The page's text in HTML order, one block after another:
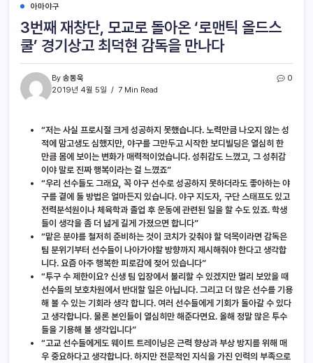
아마야구
3번째 재창단, 모교로 돌아온 ‘로맨틱 올드스
쿨’ 경기상고 최덕현 감독을 만나다
By 송동욱
2019년 4월 5일
7 Min Read
0
“저는 사실 프로시절 크게 성공하지 못했습니다. 노력만큼 나오지 않는 성
적에 맘고생도 심했지만, 야구를 그만두고 시작한 보디빌딩은 열심히 한
만큼 몸에 보이는 변화가 매력적이었습니다. 성취감도 느꼈고, 그 성취감
이야 말로 진짜 행복이라는 걸 느꼈죠”
“우리 선수들도 그래요, 꼭 야구 선수로 성공하지 못하더라도 좋아하는 야
구를 곁에 둘 방법은 얼마든지 있습니다. 야구 지도자, 구단 스태프도 있고
전력분석원이나 체육학과 졸업 후 운동에 관련된 일을 할 수도 있죠. 학생
들이 생각을 좀 더 넓게 길게 가졌으면 합니다”
“맡은 분야를 철저히 준비하는 것이 코치가 갖춰야 할 덕목이라면 감독은
팀 분위기부터 선수들이 나아가야할 방향까지 제시해줘야 한다고 생각합
니다. 요즘 아주 행복한 피로감에 젖어 있습니다”
“투구 수 제한이요? 신생 팀 입장에서 불리할 수 있겠지만 멀리 보았을 때
선수들의 보호차원에서 반대할 일은 아닙니다. 그리고 더 많은 선수를 기용
해 볼 수 있는 기회라 생각 합니다. 여러 선수들에게 기회가 돌아갈 수 있다
고 생각합니다. 물론 본인들이 열심히만 해준다면요. 올해 정말 많은 투수
들을 기용해 볼 생각입니다”
“고교 선수들에게도 웨이트 트레이닝은 근력 향상과 부상 방지를 위해 매
우 중요하다고 생각합니다. 하지만 전문적인 지식을 가진 인력의 부족으로